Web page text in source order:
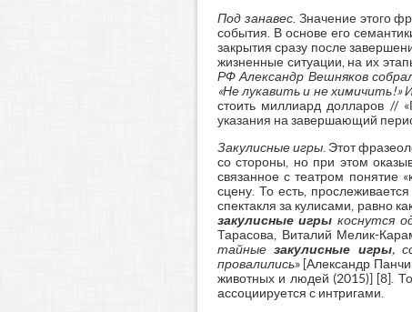
Под занавес. Значение этого
события. В основе его
закрытия сразу после
жизненные ситуации, на их
РФ Александр Вешняков
«Не лукавить и не химичить!»
стоить миллиард долларов //
указания на завершающий
Закулисные игры . Этот
со стороны, но при этом
связанное с театром понятие
сцену. То есть,
спектакля за кулисами, равно
закулисные игры коснутся
Тарасова, Виталий Мелик-
тайныезакулисные игры,
провалились» [Александр
животных и людей (2015)] [8].
ассоциируется с интригами.